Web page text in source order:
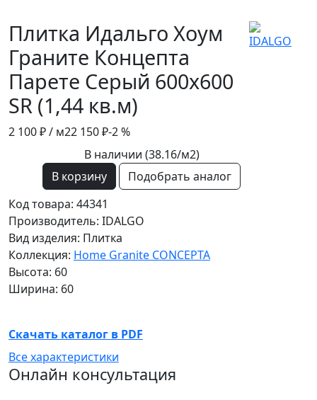
Плитка Идальго Хоум
Граните Концепта
Парете Серый 600x600
SR (1,44 кв.м)
2 100 ₽/ м22 150 ₽-2 %
В наличии (38.16/м2)
В корзину
Подобрать аналог
Код товара: 44341
Производитель: IDALGO
Вид изделия: Плитка
Коллекция: Home Granite CONCEPTA
Высота: 60
Ширина: 60
Скачать каталог в PDF
Все характеристики
Онлайн консультация